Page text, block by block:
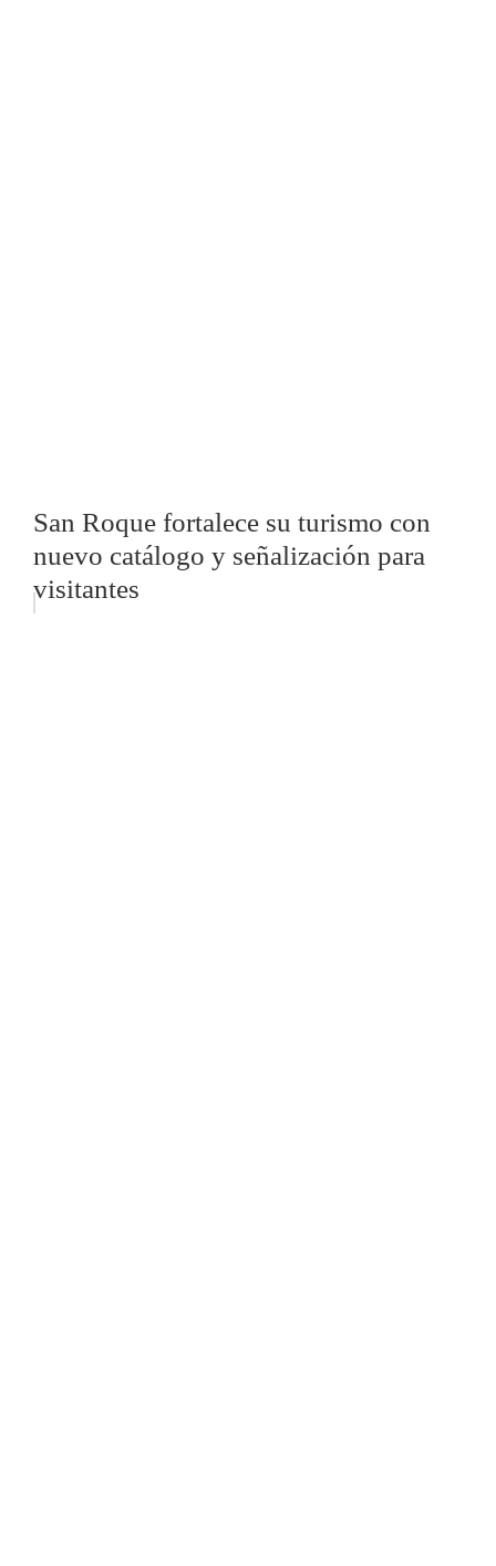
San Roque fortalece su turismo con
nuevo catálogo y señalización para
visitantes